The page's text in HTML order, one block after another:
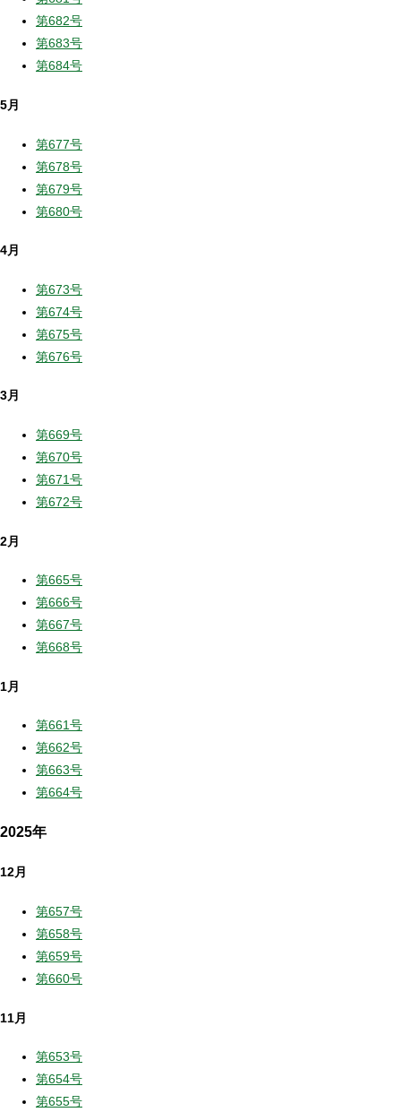
第682号
第683号
第684号
5月
第677号
第678号
第679号
第680号
4月
第673号
第674号
第675号
第676号
3月
第669号
第670号
第671号
第672号
2月
第665号
第666号
第667号
第668号
1月
第661号
第662号
第663号
第664号
2025年
12月
第657号
第658号
第659号
第660号
11月
第653号
第654号
第655号